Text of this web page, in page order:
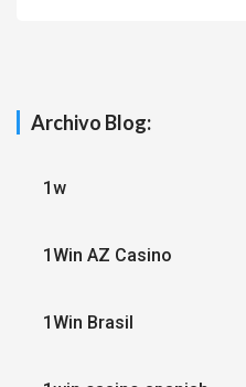
Archivo Blog:
1w
1Win AZ Casino
1Win Brasil